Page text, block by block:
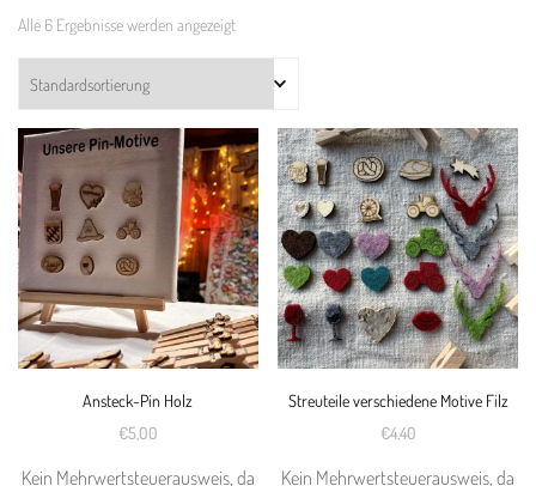
Alle 6 Ergebnisse werden angezeigt
Ansteck-Pin Holz
€5,00
Kein Mehrwertsteuerausweis, da
Streuteile verschiedene Motive Filz
€4,40
Kein Mehrwertsteuerausweis, da